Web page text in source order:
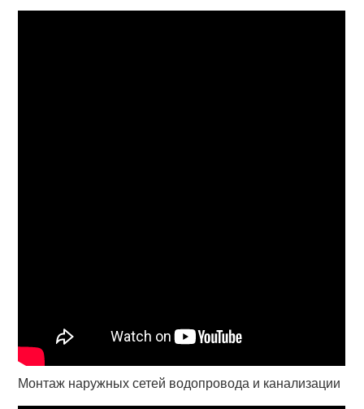
Монтаж наружных сетей водопровода и канализации